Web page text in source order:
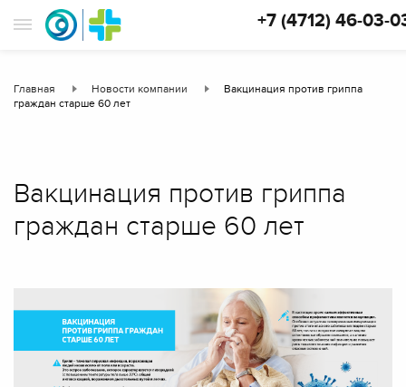
+7 (4712) 46-03-
Главная Новости компании
Вакцинация против гриппа
граждан старше 60 лет
Вакцинация против гриппа
граждан старше 60 лет